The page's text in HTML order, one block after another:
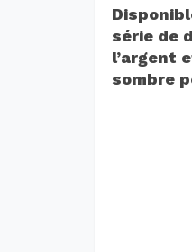
série de
l’argent
sombre